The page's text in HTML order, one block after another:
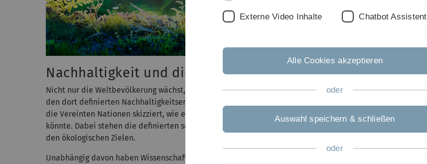
Nachhaltigkeit und die planetaren Grenzen
Nicht nur die Weltbevölkerung wächst, sondern auch der Ressourcenverbrauch. Mit der Agenda 2030 und
den dort definierten Nachhaltigkeitsentwicklungszielen (sustainable development goals, SDGs) haben
die Vereinten Nationen skizziert, wie ein nachhaltiges Leben sozial und umweltgerecht gestaltet werden
könnte. Dabei stehen die definierten sozio-ökonomischen Ziele zumindest teilweise im Widerspruch zu
den ökologischen Zielen.
Unabhängig davon haben Wissenschaftlerinnen und Wissenschaftler den Begriff der „Planetaren
Externe Video Inhalte Chatbot Assistent
Alle Cookies akzeptieren
oder
Auswahl speichern & schließen
oder